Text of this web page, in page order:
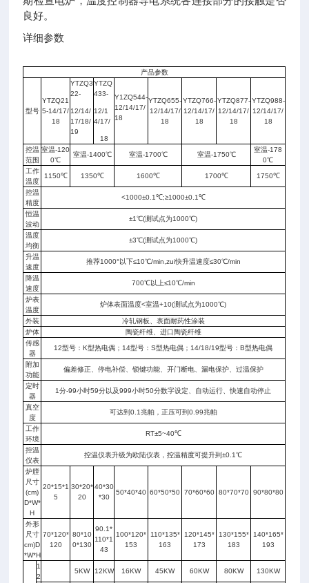
良好。
详细参数
产品参数
型号
YTZQ21
5-14/17/
18
YTZQ3
22-
12/14/
17/18/
19
YTZQ
433-
12/1
4/17/
18
Y1ZQ544-
12/14/17/
18
YTZQ655-
12/14/17/
18
YTZQ766-
12/14/17/
18
YTZQ877-
12/14/17/
18
YTZQ988-
12/14/17/
18
控温
范围
室温-120
0℃
室温-1400℃ 室温-1700℃ 室温-1750℃
室温-178
0℃
工作
温度
1150℃ 1350℃ 1600℃ 1700℃ 1750℃
控温
精度
<1000±0.1℃;≥1000±0.1℃
恒温
波动
±1℃(测试点为1000℃)
温度
均衡
±3℃(测试点为1000℃)
升温
速度
推荐1000°以下≤10℃/min,zui快升温速度≤30℃/min
降温
速度
700℃以上≤10℃/min
炉表
温度
炉体表面温度<室温+10(测试点为1000℃)
外装
冷轧钢板、表面耐药性涂装
炉体
陶瓷纤维、进口陶瓷纤维
传感
器
12型号：K型热电偶；14型号：S型热电偶；14/18/19型号：B型热电偶
附加
功能
偏差修正、停电补偿、锁键功能、开门断电、漏电保护、过温保护
定时
器
1分-99小时59分以及999小时50分数字设定、自动运行、快速自动停止
真空
度
可达到0.1兆帕，正压可到0.99兆帕
工作
环境
RT±5~40℃
控温
仪表
控温仪表升级为欧陆仪表，控温精度可提升到±0.1℃
炉膛
尺寸
(cm)
D*W*
H
20*15*1
5
30*20*
20
40*30
*30
50*40*40 60*50*50 70*60*60 80*70*70 90*80*80
外形
尺寸
cm)D
*W*H
70*120*
120
80*10
0*130
90.1*
110*1
43
100*120*
153
110*135*
163
120*145*
173
130*155*
183
140*165*
193
1
2
5KW 12KW 16KW 45KW 60KW 80KW 130KW